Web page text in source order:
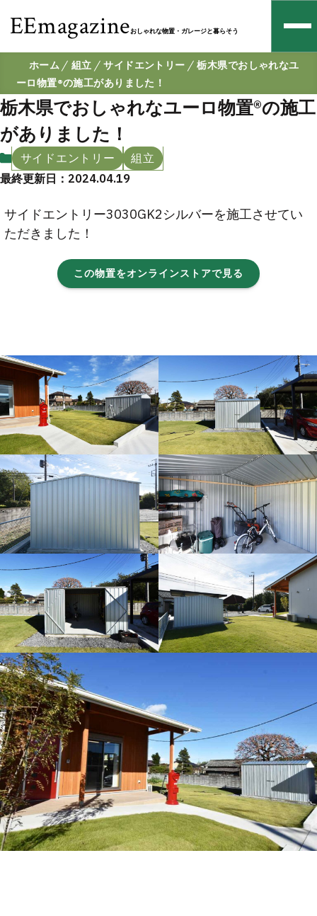
EEmagazineおしゃれな物置・ガレージと暮らそう
ホーム 組立 サイドエントリー
栃木県でおしゃれなユ
ーロ物置®︎の施工がありました！
栃木県でおしゃれなユーロ物置®︎の施工
がありました！
サイドエントリー
組立
最終更新日：2024.04.19
サイドエントリー3030GK2シルバーを施工させてい
ただきました！
この物置をオンラインストアで見る